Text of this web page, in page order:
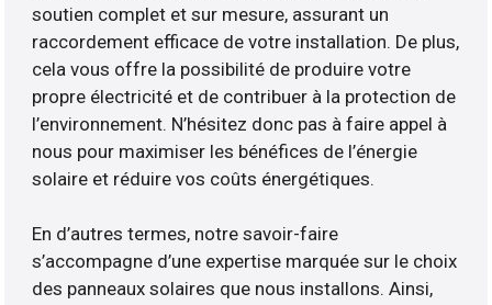
soutien complet et sur mesure, assurant un
raccordement efficace de votre installation. De plus,
cela vous offre la possibilité de produire votre
propre électricité et de contribuer à la protection de
l’environnement. N’hésitez donc pas à faire appel à
nous pour maximiser les bénéfices de l’énergie
solaire et réduire vos coûts énergétiques.
En d’autres termes, notre savoir-faire
s’accompagne d’une expertise marquée sur le choix
des panneaux solaires que nous installons. Ainsi,